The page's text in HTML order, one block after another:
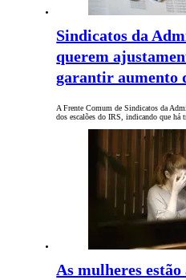
Sindicatos da
querem
garantir aumento
A Frente Comum de Sindicatos da
dos escalões do IRS, indicando que há
As mulheres